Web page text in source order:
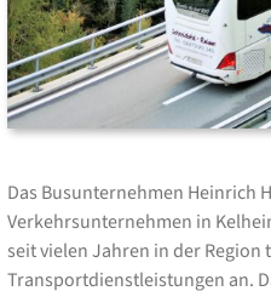
Das Busunternehmen Heinrich
Verkehrsunternehmen in
seit vielen Jahren in der
Transportdienstleistungen an.